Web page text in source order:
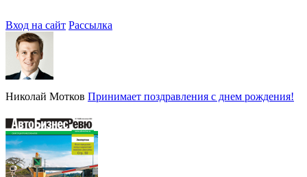
Вход на сайт Рассылка
Николай Мотков Принимает поздравления с днем рождения!